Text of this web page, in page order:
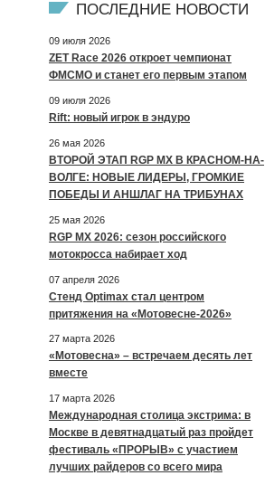
ПОСЛЕДНИЕ НОВОСТИ
09 июля 2026
ZET Race 2026 откроет чемпионат
ФМСМО и станет его первым этапом
09 июля 2026
Rift: новый игрок в эндуро
26 мая 2026
ВТОРОЙ ЭТАП RGP MX В КРАСНОМ-НА-
ВОЛГЕ: НОВЫЕ ЛИДЕРЫ, ГРОМКИЕ
ПОБЕДЫ И АНШЛАГ НА ТРИБУНАХ
25 мая 2026
RGP MX 2026: сезон российского
мотокросса набирает ход
07 апреля 2026
Стенд Optimax стал центром
притяжения на «Мотовесне-2026»
27 марта 2026
«Мотовесна» – встречаем десять лет
вместе
17 марта 2026
Международная столица экстрима: в
Москве в девятнадцатый раз пройдет
фестиваль «ПРОРЫВ» с участием
лучших райдеров со всего мира